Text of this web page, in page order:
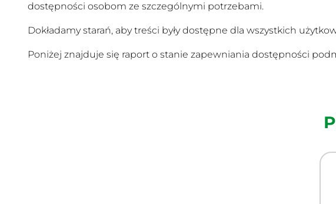
dostępności osobom ze szczególnymi potrzebami.
Dokładamy starań, aby treści były dostępne dla wszystkich
Poniżej znajduje się raport o stanie zapewniania dostępności